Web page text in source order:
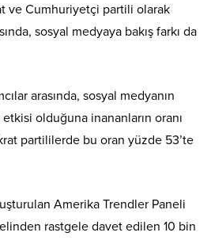
ve Cumhuriyetçi partili olarak
sosyal medyaya bakış farkı da
arasında, sosyal medyanın
olduğuna inananların oranı
partililerde bu oran yüzde 53’te
Amerika Trendler Paneli
rastgele davet edilen 10 bin